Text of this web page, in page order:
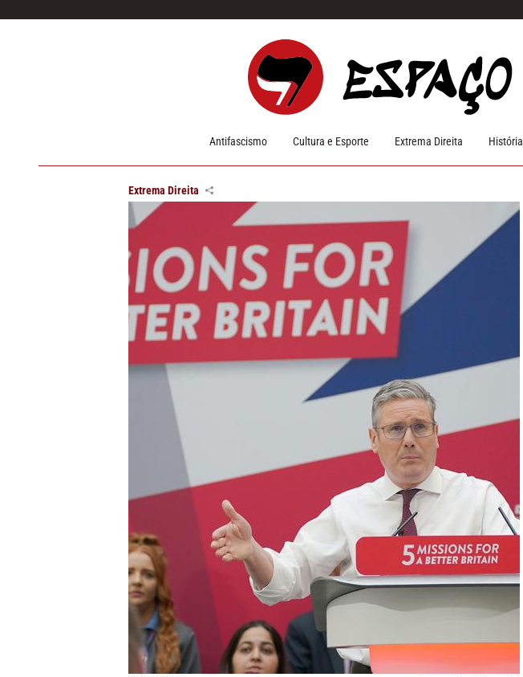
Antifascismo Cultura e Esporte Extrema Direita História
Extrema Direita